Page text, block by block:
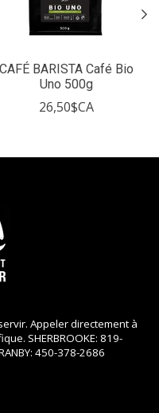
CAFÉ BARISTA Café Bio
Uno 500g
26,50$CA
Appeler directement à
SHERBROOKE: 819-
450-378-2686